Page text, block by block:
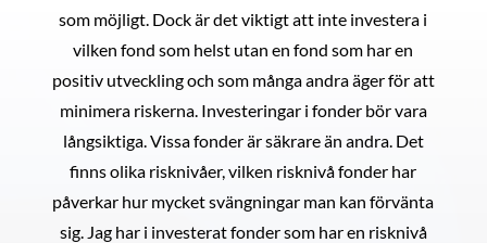
som möjligt. Dock är det viktigt att inte investera i
vilken fond som helst utan en fond som har en
positiv utveckling och som många andra äger för att
minimera riskerna. Investeringar i fonder bör vara
långsiktiga. Vissa fonder är säkrare än andra. Det
finns olika risknivåer, vilken risknivå fonder har
påverkar hur mycket svängningar man kan förvänta
sig. Jag har i investerat fonder som har en risknivå